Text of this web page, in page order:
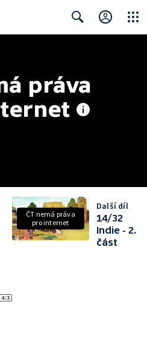
práva
ČT nemá práva
pro internet
Další díl
14/32
Indie - 2.
část